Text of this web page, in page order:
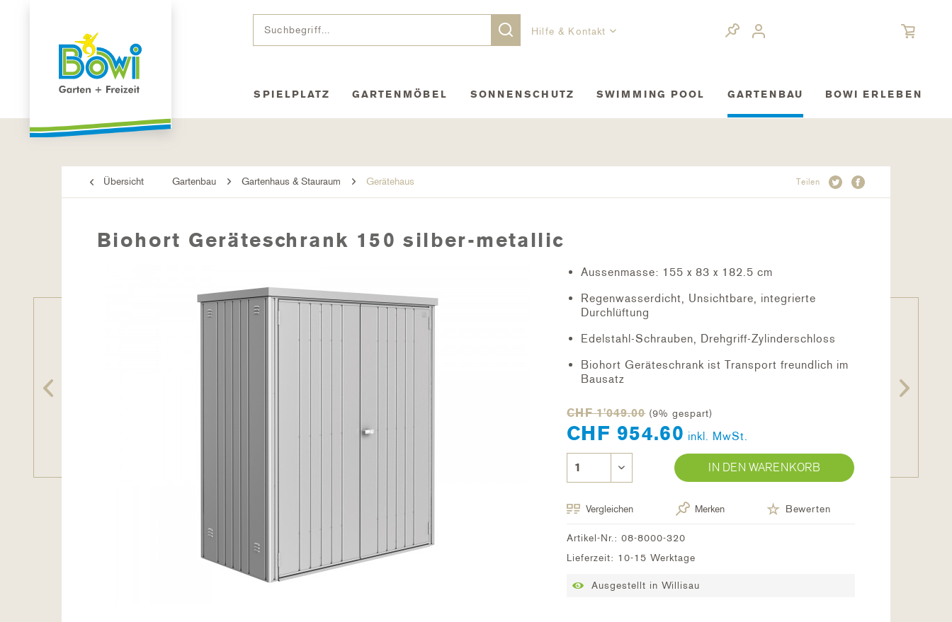
Hilfe & Kontakt
SPIELPLATZ GARTENMÖBEL SONNENSCHUTZ SWIMMING POOL GARTENBAU BOWI ERLEBEN
Übersicht Gartenbau Gartenhaus & Stauraum Gerätehaus Teilen
Biohort Geräteschrank 150 silber-metallic
Aussenmasse: 155 x 83 x 182.5 cm
Regenwasserdicht, Unsichtbare, integrierte
Durchlüftung
Edelstahl-Schrauben, Drehgriff-Zylinderschloss
Biohort Geräteschrank ist Transport freundlich im
Bausatz
CHF 1'049.00 (9% gespart)
CHF 954.60 inkl. MwSt.
IN DEN WARENKORB
Vergleichen Merken Bewerten
Artikel-Nr.: 08-8000-320
Lieferzeit: 10-15 Werktage
Ausgestellt in Willisau